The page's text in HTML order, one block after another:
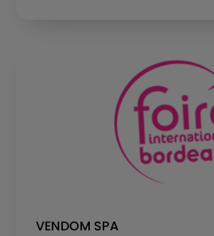
VENDOM SPA